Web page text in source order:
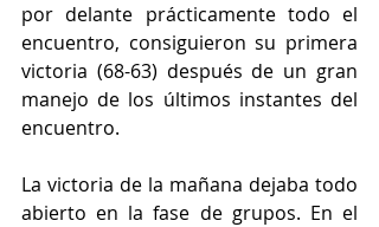
por delante prácticamente todo el
encuentro, consiguieron su primera
victoria (68-63) después de un gran
manejo de los últimos instantes del
encuentro.
La victoria de la mañana dejaba todo
abierto en la fase de grupos. En el